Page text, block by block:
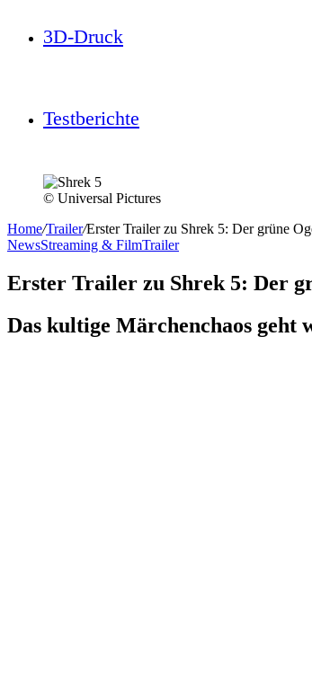
3D-Druck
Testberichte
© Universal Pictures
Home/Trailer/Erster Trailer zu Shrek 5: Der grüne
NewsStreaming & FilmTrailer
Erster Trailer zu Shrek 5: Der
Das kultige Märchenchaos geht